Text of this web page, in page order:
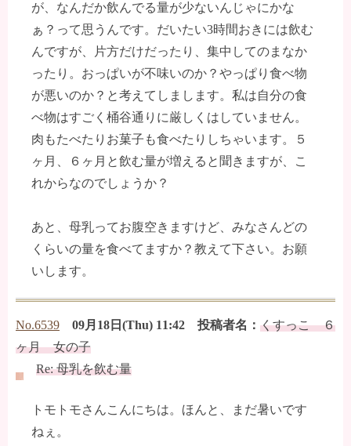
が、なんだか飲んでる量が少ないんじゃにかな
ぁ？って思うんです。だいたい3時間おきには飲む
んですが、片方だけだったり、集中してのまなか
ったり。おっぱいが不味いのか？やっぱり食べ物
が悪いのか？と考えてしまします。私は自分の食
べ物はすごく桶谷通りに厳しくはしていません。
肉もたべたりお菓子も食べたりしちゃいます。５
ヶ月、６ヶ月と飲む量が増えると聞きますが、こ
れからなのでしょうか？
あと、母乳ってお腹空きますけど、みなさんどの
くらいの量を食べてますか？教えて下さい。お願
いします。
No.6539 09月18日(Thu) 11:42 投稿者名： くすっこ ６
ヶ月 女の子
Re: 母乳を飲む量
トモトモさんこんにちは。ほんと、まだ暑いです
ねぇ。